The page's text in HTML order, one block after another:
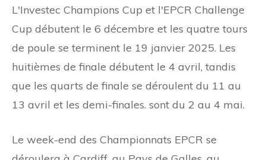
L'Investec Champions Cup et l'EPCR Challenge
Cup débutent le 6 décembre et les quatre tours
de poule se terminent le 19 janvier 2025. Les
huitièmes de finale débutent le 4 avril, tandis
que les quarts de finale se déroulent du 11 au
13 avril et les demi-finales. sont du 2 au 4 mai.
Le week-end des Championnats EPCR se